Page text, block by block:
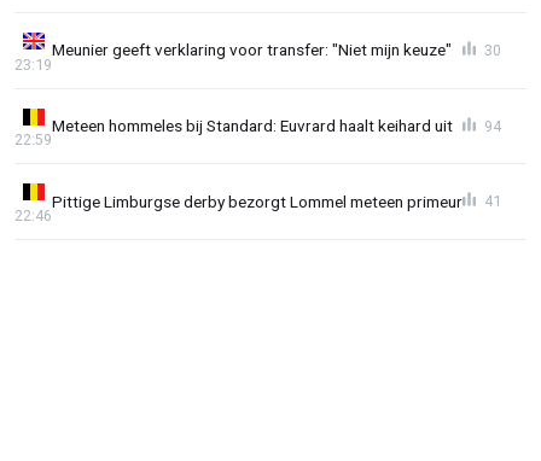
Meunier geeft verklaring voor transfer: "Niet mijn keuze"
23:19
30
Meteen hommeles bij Standard: Euvrard haalt keihard uit
22:59
94
Pittige Limburgse derby bezorgt Lommel meteen primeur
22:46
41